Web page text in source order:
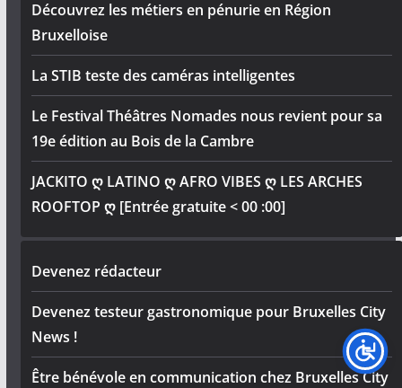
Découvrez les métiers en pénurie en Région
Bruxelloise
La STIB teste des caméras intelligentes
Le Festival Théâtres Nomades nous revient pour sa
19e édition au Bois de la Cambre
JACKITO ღ LATINO ღ AFRO VIBES ღ LES ARCHES
ROOFTOP ღ [Entrée gratuite < 00 :00]
Devenez rédacteur
Devenez testeur gastronomique pour Bruxelles City
News !
Être bénévole en communication chez Bruxelles City